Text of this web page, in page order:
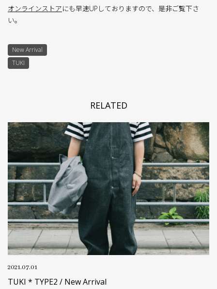
オンラインストアにも早速UPしておりますので、是非ご覧下さ
い。
New Arrival
TUKI
RELATED
2021.07.01
TUKI * TYPE2 / New Arrival